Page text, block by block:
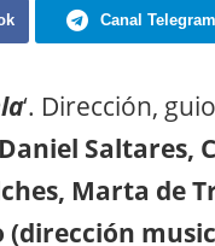
Canal Telegram
‘. Dirección,
Daniel Saltares,
Marta de
(dirección